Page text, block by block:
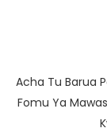
Acha Tu Barua
Fomu Ya